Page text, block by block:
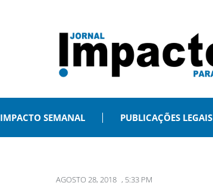
IMPACTO SEMANAL PUBLICAÇÕES LEGAIS
AGOSTO 28, 2018 , 5:33 PM